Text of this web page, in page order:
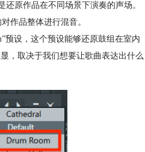
原作品在不同场景下演奏的声场。
作品整体进行混音。
预设，这个预设能够还原鼓组在室内
，取决于我们想要让歌曲表达出什么